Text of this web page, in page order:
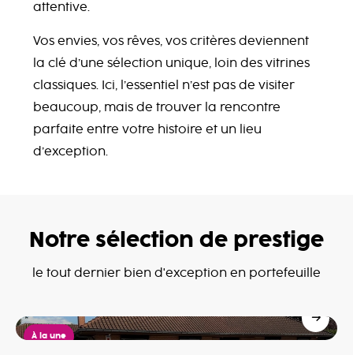
attentive.
Vos envies, vos rêves, vos critères deviennent
la clé d’une sélection unique, loin des vitrines
classiques. Ici, l’essentiel n’est pas de visiter
beaucoup, mais de trouver la rencontre
parfaite entre votre histoire et un lieu
d’exception.
Notre sélection de prestige
le tout dernier bien d'exception en portefeuille
À la une
Villa à Dottignies